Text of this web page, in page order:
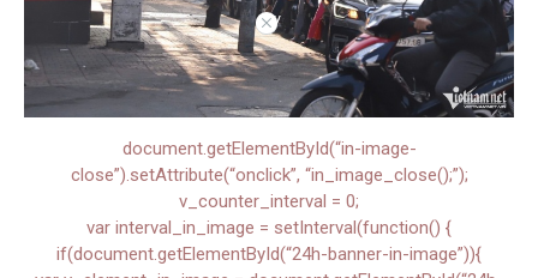
//
document.getElementById(“in-image-
close”).setAttribute(“onclick”, “in_image_close();”);
v_counter_interval = 0;
var interval_in_image = setInterval(function() {
if(document.getElementById(“24h-banner-in-image”)){